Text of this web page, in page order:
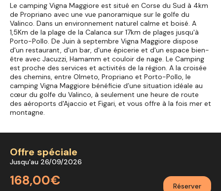
Le camping Vigna Maggiore est situé en Corse du Sud à 4km
de Propriano avec une vue panoramique sur le golfe du
Valinco. Dans un environnement naturel calme et boisé. A
1,5Km de la plage de la Calanca sur 17km de plages jusqu'à
Porto-Pollo. De Juin à septembre Vigna Maggiore dispose
d'un restaurant, d'un bar, d'une épicerie et d'un espace bien-
être avec Jacuzzi, Hamamm et couloir de nage. Le Camping
est proche des services et activités de la région. A la croisée
des chemins, entre Olmeto, Propriano et Porto-Pollo, le
camping Vigna Maggiore bénéficie d’une situation idéale au
cœur du golfe du Valinco, à seulement une heure de route
des aéroports d'Ajaccio et Figari, et vous offre à la fois mer et
montagne.
Offre spéciale
Jusqu'au 26/09/2026
168,00€ Réserver